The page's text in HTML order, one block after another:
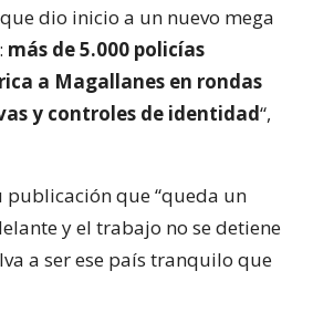
dio inicio a un nuevo mega
más de 5.000 policías
a Magallanes en rondas
y controles de identidad“,
publicación que “queda un
y el trabajo no se detiene
a ser ese país tranquilo que